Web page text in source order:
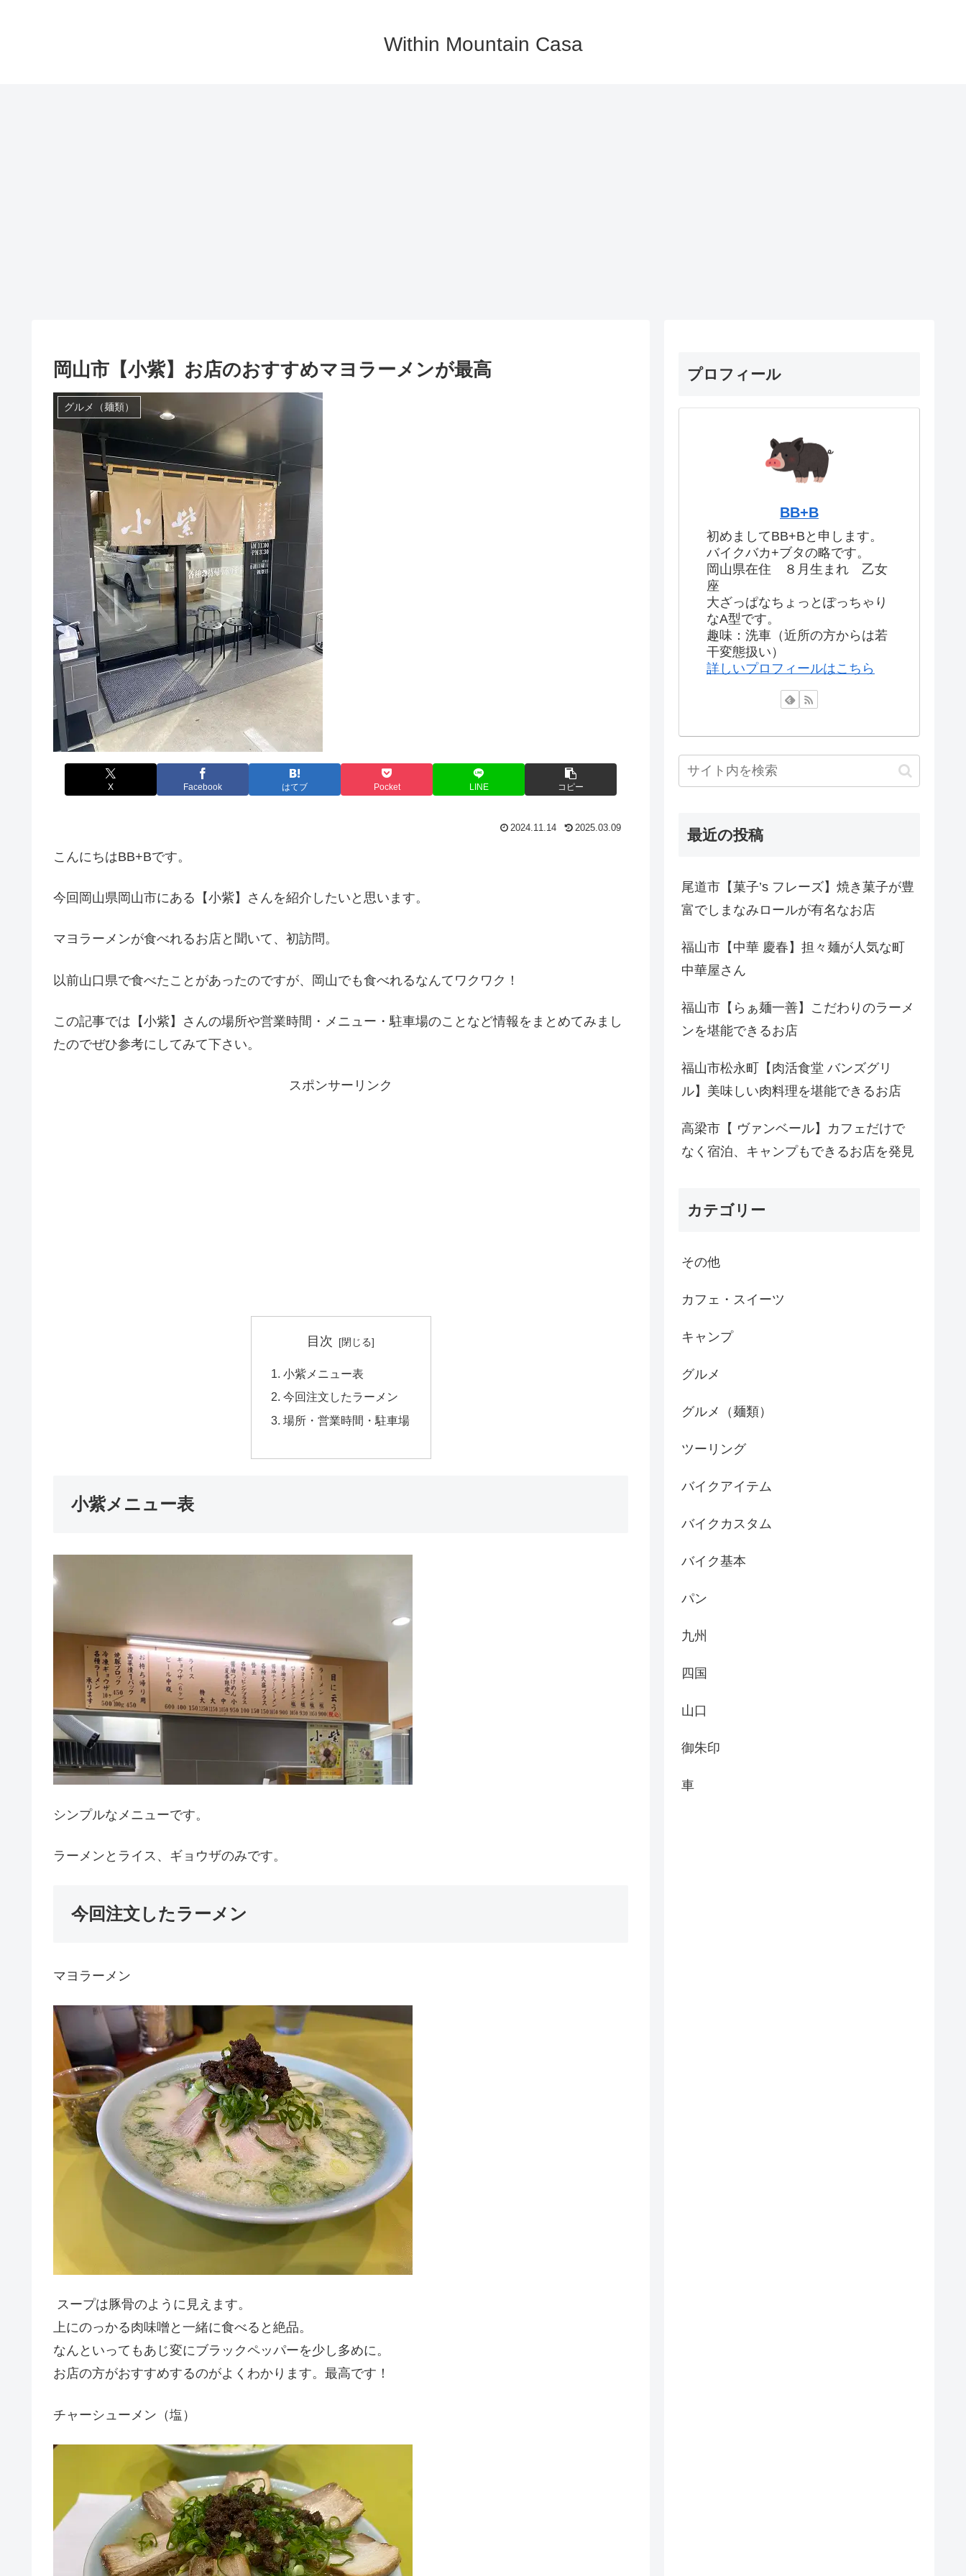
Within Mountain Casa
岡山市【小紫】お店のおすすめマヨラーメンが最高
グルメ（麺類）
X Facebook はてブ Pocket LINE コピー
2024.11.14 2025.03.09
こんにちはBB+Bです。
今回岡山県岡山市にある【小紫】さんを紹介したいと思います。
マヨラーメンが食べれるお店と聞いて、初訪問。
以前山口県で食べたことがあったのですが、岡山でも食べれるなんてワクワク！
この記事では【小紫】さんの場所や営業時間・メニュー・駐車場のことなど情報をまとめてみまし
たのでぜひ参考にしてみて下さい。
スポンサーリンク
目次
小紫メニュー表
今回注文したラーメン
場所・営業時間・駐車場
小紫メニュー表
シンプルなメニューです。
ラーメンとライス、ギョウザのみです。
今回注文したラーメン
マヨラーメン
スープは豚骨のように見えます。
上にのっかる肉味噌と一緒に食べると絶品。
なんといってもあじ変にブラックペッパーを少し多めに。
お店の方がおすすめするのがよくわかります。最高です！
チャーシューメン（塩）
プロフィール
BB+B
初めましてBB+Bと申します。
バイクバカ+ブタの略です。
岡山県在住 ８月生まれ 乙女
座
大ざっぱなちょっとぽっちゃり
なA型です。
趣味：洗車（近所の方からは若
干変態扱い）
詳しいプロフィールはこちら
最近の投稿
尾道市【菓子’s フレーズ】焼き菓子が豊
富でしまなみロールが有名なお店
福山市【中華 慶春】担々麺が人気な町
中華屋さん
福山市【らぁ麺一善】こだわりのラーメ
ンを堪能できるお店
福山市松永町【肉活食堂 バンズグリ
ル】美味しい肉料理を堪能できるお店
高梁市【 ヴァンベール】カフェだけで
なく宿泊、キャンプもできるお店を発見
カテゴリー
その他
カフェ・スイーツ
キャンプ
グルメ
グルメ（麺類）
ツーリング
バイクアイテム
バイクカスタム
バイク基本
パン
九州
四国
山口
御朱印
車